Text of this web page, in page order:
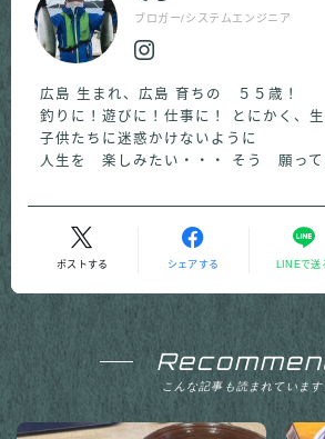
ブロガー/システムエンジニア
広島 生まれ、広島 育ちの ５５歳！
釣りに！遊びに！仕事に！ とにかく、生
子供たちに迷惑かけないように
人生を 楽しみたい・・・ そう 願って
ポストする シェアする LINEで送
こんな記事も読まれています